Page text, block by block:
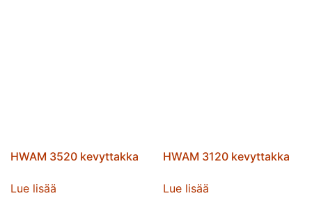
HWAM 3520 kevyttakka
Lue lisää
HWAM 3120 kevyttakka
Lue lisää